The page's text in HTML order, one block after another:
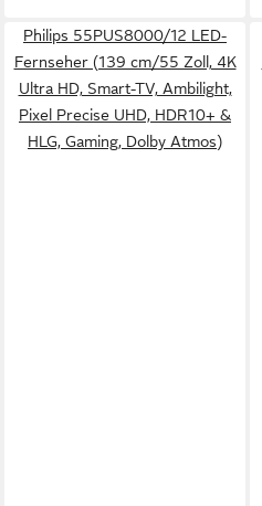
Philips 55PUS8000/12 LED-
Fernseher (139 cm/55 Zoll, 4K
Ultra HD, Smart-TV, Ambilight,
Pixel Precise UHD, HDR10+ &
HLG, Gaming, Dolby Atmos)